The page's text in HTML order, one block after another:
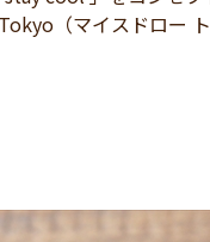
（マイスドロー